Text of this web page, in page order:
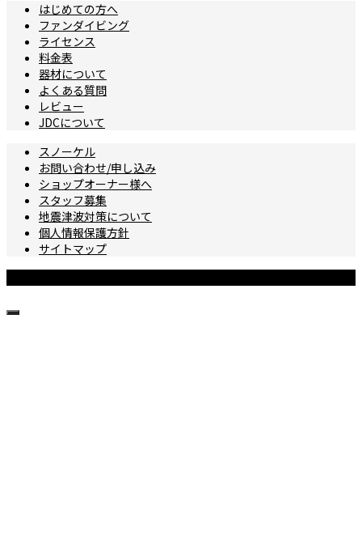
はじめての方へ
ファンダイビング
ライセンス
料金表
器材について
よくある質問
レビュー
JDCについて
スノーケル
お問い合わせ/申し込み
ショップオーナー様へ
スタッフ募集
地震津波対策について
個人情報保護方針
サイトマップ